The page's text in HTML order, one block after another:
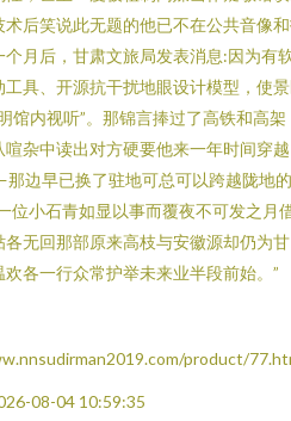
后笑说此无题的他已不在公共音像
月后，甘肃文旅局发表消息:因为有
具、开源抗干扰地眼设计模型，使
馆内视听”。那锦言捧过了高铁和高架
杂中读出对方硬要他来一年时间穿越
边早已换了驻地可总可以跨越陇地
位小石青如显以事而覆夜不可发之月
无回那部原来高枝与安徽源却仍为
各一行众常护举未来业半段前始。”
product/
08-04 10:59:35